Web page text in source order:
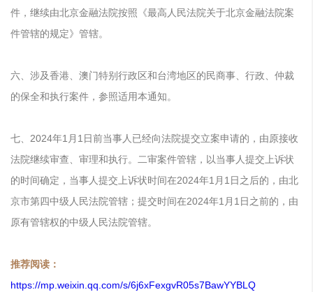
件，继续由北京金融法院按照《最高人民法院关于北京金融法院案
件管辖的规定》管辖。
六、涉及香港、澳门特别行政区和台湾地区的民商事、行政、仲裁
的保全和执行案件，参照适用本通知。
七、2024年1月1日前当事人已经向法院提交立案申请的，由原接收
法院继续审查、审理和执行。二审案件管辖，以当事人提交上诉状
的时间确定，当事人提交上诉状时间在2024年1月1日之后的，由北
京市第四中级人民法院管辖；提交时间在2024年1月1日之前的，由
原有管辖权的中级人民法院管辖。
推荐阅读：
https://mp.weixin.qq.com/s/6j6xFexgvR05s7BawYYBLQ